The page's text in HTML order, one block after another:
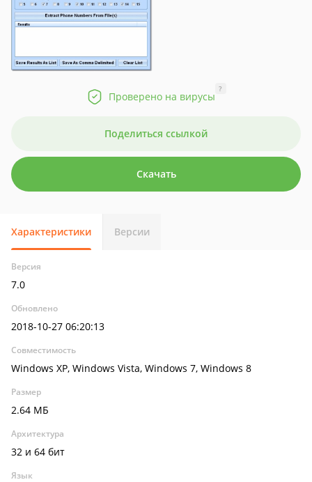
Проверено на вирусы
?
Поделиться ссылкой
Скачать
Характеристики Версии
Версия
7.0
Обновлено
2018-10-27 06:20:13
Совместимость
Windows XP, Windows Vista, Windows 7, Windows 8
Размер
2.64 МБ
Архитектура
32 и 64 бит
Язык